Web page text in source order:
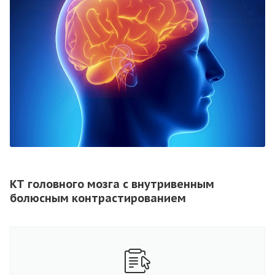
КТ головного мозга с внутривенным
болюсным контрастированием